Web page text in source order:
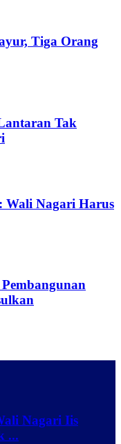
Tiga Orang
Tak
Wali Nagari Harus
Nagari Iis
...